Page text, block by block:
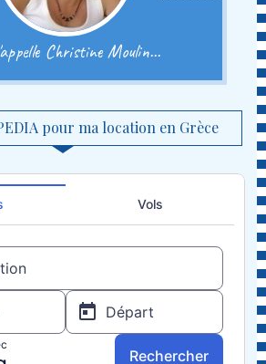
Christine Moulin...
pour ma location en Grèce